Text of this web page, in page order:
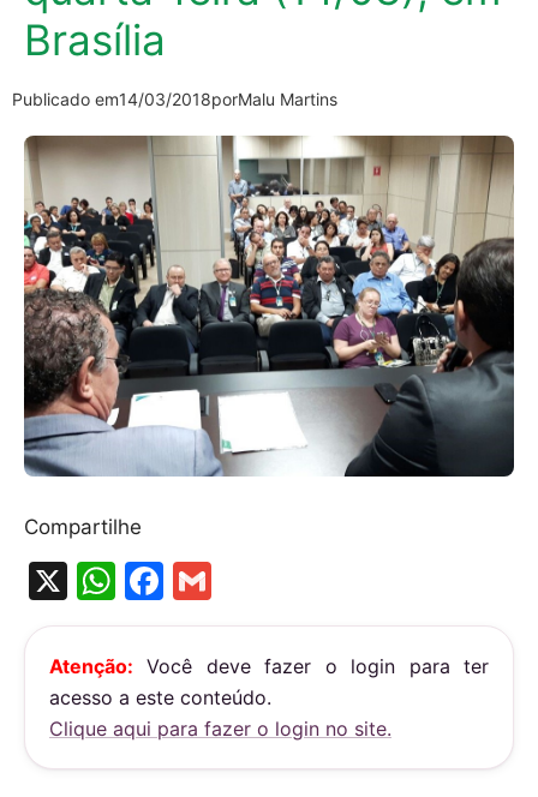
Brasília
Publicado em14/03/2018porMalu Martins
Compartilhe
X
W
h
at
s
A
p
F
a
c
e
b
o
m
ai
l
Atenção: Você deve fazer o login para ter
acesso a este conteúdo.
Clique aqui para fazer o login no site.